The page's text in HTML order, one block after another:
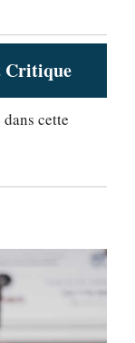
Critique
cette